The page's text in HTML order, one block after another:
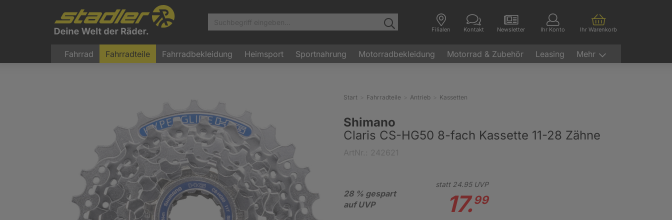
Filialen Kontakt Newsletter Ihr Konto Ihr Warenkorb
Fahrrad Fahrradteile Fahrradbekleidung Heimsport Sportnahrung Motorradbekleidung Motorrad & Zubehör Leasing Mehr
Start Fahrradteile Antrieb Kassetten
Shimano
Claris CS-HG50 8-fach Kassette 11-28 Zähne
28 % gespart
auf UVP
statt 24.95UVP
17.99